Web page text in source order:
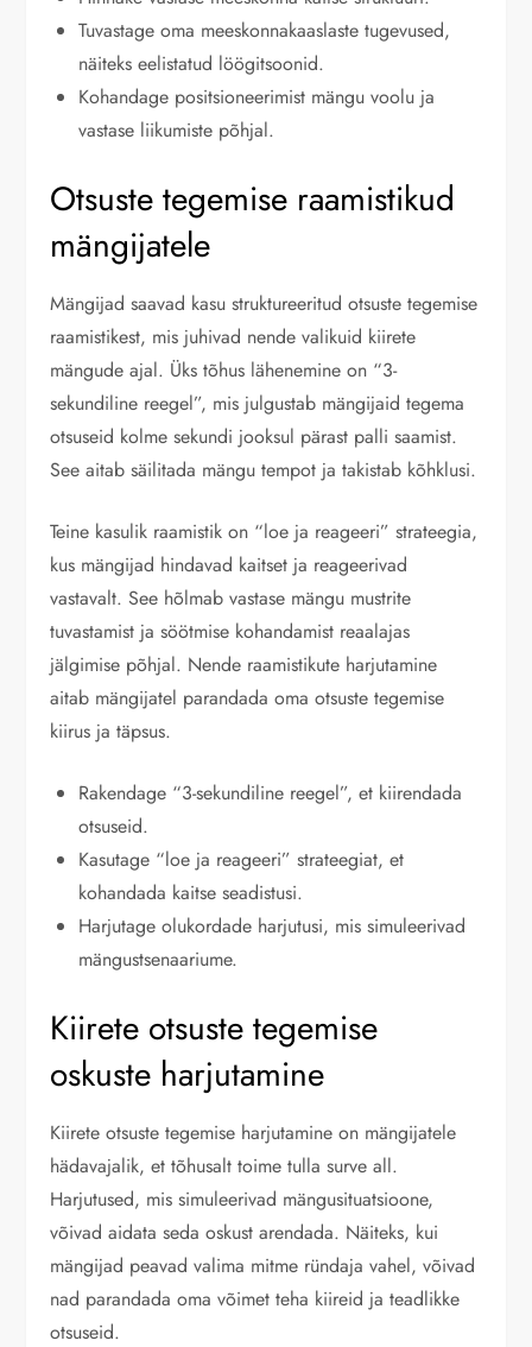
Tuvastage oma meeskonnakaaslaste tugevused,
näiteks eelistatud löögitsoonid.
Kohandage positsioneerimist mängu voolu ja
vastase liikumiste põhjal.
Otsuste tegemise raamistikud
mängijatele
Mängijad saavad kasu struktureeritud otsuste tegemise
raamistikest, mis juhivad nende valikuid kiirete
mängude ajal. Üks tõhus lähenemine on “3-
sekundiline reegel”, mis julgustab mängijaid tegema
otsuseid kolme sekundi jooksul pärast palli saamist.
See aitab säilitada mängu tempot ja takistab kõhklusi.
Teine kasulik raamistik on “loe ja reageeri” strateegia,
kus mängijad hindavad kaitset ja reageerivad
vastavalt. See hõlmab vastase mängu mustrite
tuvastamist ja söötmise kohandamist reaalajas
jälgimise põhjal. Nende raamistikute harjutamine
aitab mängijatel parandada oma otsuste tegemise
kiirus ja täpsus.
Rakendage “3-sekundiline reegel”, et kiirendada
otsuseid.
Kasutage “loe ja reageeri” strateegiat, et
kohandada kaitse seadistusi.
Harjutage olukordade harjutusi, mis simuleerivad
mängustsenaariume.
Kiirete otsuste tegemise
oskuste harjutamine
Kiirete otsuste tegemise harjutamine on mängijatele
hädavajalik, et tõhusalt toime tulla surve all.
Harjutused, mis simuleerivad mängusituatsioone,
võivad aidata seda oskust arendada. Näiteks, kui
mängijad peavad valima mitme ründaja vahel, võivad
nad parandada oma võimet teha kiireid ja teadlikke
otsuseid.